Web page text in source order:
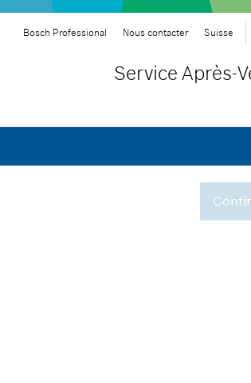
Bosch Professional Nous contacter Suisse
Service Après-